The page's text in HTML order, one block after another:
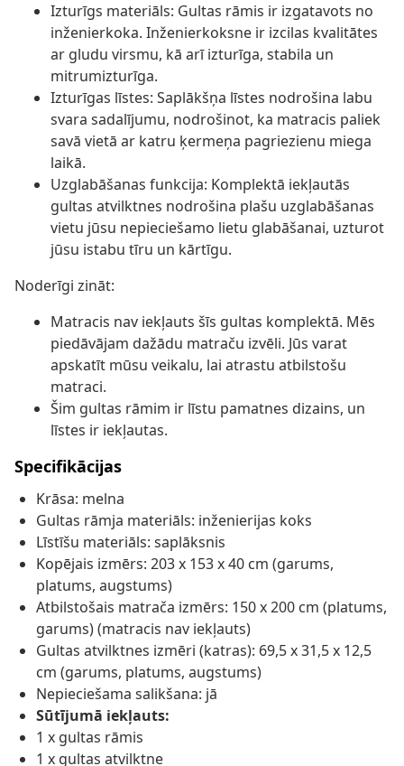
Izturīgs materiāls: Gultas rāmis ir izgatavots no
inženierkoka. Inženierkoksne ir izcilas kvalitātes
ar gludu virsmu, kā arī izturīga, stabila un
mitrumizturīga.
Izturīgas līstes: Saplākšņa līstes nodrošina labu
svara sadalījumu, nodrošinot, ka matracis paliek
savā vietā ar katru ķermeņa pagriezienu miega
laikā.
Uzglabāšanas funkcija: Komplektā iekļautās
gultas atvilktnes nodrošina plašu uzglabāšanas
vietu jūsu nepieciešamo lietu glabāšanai, uzturot
jūsu istabu tīru un kārtīgu.
Noderīgi zināt:
Matracis nav iekļauts šīs gultas komplektā. Mēs
piedāvājam dažādu matraču izvēli. Jūs varat
apskatīt mūsu veikalu, lai atrastu atbilstošu
matraci.
Šim gultas rāmim ir līstu pamatnes dizains, un
līstes ir iekļautas.
Specifikācijas
Krāsa: melna
Gultas rāmja materiāls: inženierijas koks
Līstīšu materiāls: saplāksnis
Kopējais izmērs: 203 x 153 x 40 cm (garums,
platums, augstums)
Atbilstošais matrača izmērs: 150 x 200 cm (platums,
garums) (matracis nav iekļauts)
Gultas atvilktnes izmēri (katras): 69,5 x 31,5 x 12,5
cm (garums, platums, augstums)
Nepieciešama salikšana: jā
Sūtījumā iekļauts:
1 x gultas rāmis
1 x gultas atvilktne